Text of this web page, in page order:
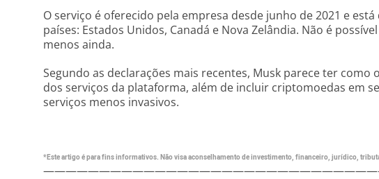
O serviço é oferecido pela empresa desde junho de 2021 e
países: Estados Unidos, Canadá e Nova Zelândia. Não é
menos ainda.
Segundo as declarações mais recentes, Musk parece ter como
dos serviços da plataforma, além de incluir criptomoedas em
serviços menos invasivos.
*Este artigo é para fins informativos. Não visa aconselhamento de investimento, financeiro, jurídico,